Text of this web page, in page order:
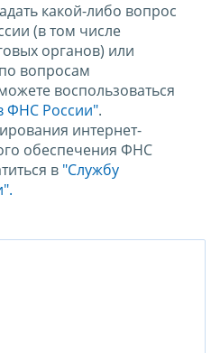
какой-либо вопрос
(в том числе
органов) или
вопросам
воспользоваться
ФНС России".
интернет-
обеспечения ФНС
в "Службу